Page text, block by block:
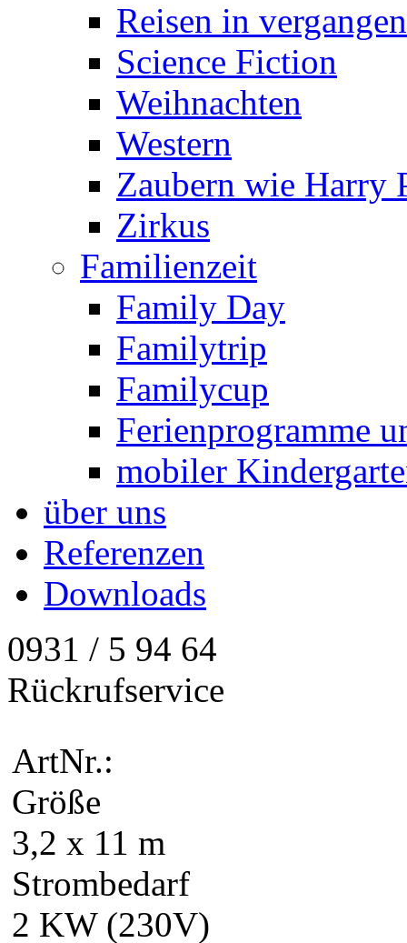
Reisen in
Science Fiction
Weihnachten
Western
Zaubern wie Harry
Zirkus
Familienzeit
Family Day
Familytrip
Familycup
Ferienprogramme
mobiler
über uns
Referenzen
Downloads
0931 / 5 94 64
Rückrufservice
ArtNr.:
Größe
3,2 x 11 m
Strombedarf
2 KW (230V)